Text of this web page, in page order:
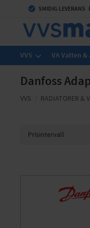
check_circle SMIDIG LEVERANS
VVS VA Vatten
Danfoss
VVS RADIATORER &
Prisintervall